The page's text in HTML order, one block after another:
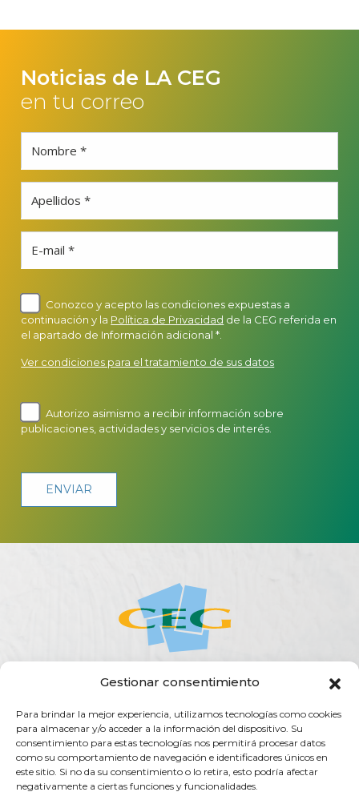
Gestionar consentimiento
Para brindar la mejor experiencia, utilizamos tecnologías como cookies
para almacenar y/o acceder a la información del dispositivo. Su
consentimiento para estas tecnologías nos permitirá procesar datos
como su comportamiento de navegación e identificadores únicos en
este sitio. Si no da su consentimiento o lo retira, esto podría afectar
negativamente a ciertas funciones y funcionalidades.
Noticias de LA CEG
en tu correo
Nombre *
Apellidos *
E-mail *
Conozco y acepto las condiciones expuestas a
continuación y la Política de Privacidad de la CEG referida en
el apartado de Información adicional *.
Ver condiciones para el tratamiento de sus datos
Autorizo asimismo a recibir información sobre
publicaciones, actividades y servicios de interés.
SERVICIOS
TRANSPARENCIA CONTACTO
Rúa do Vilar, 54 - 15705
Santiago de Compostela (España)
info@ceg.es